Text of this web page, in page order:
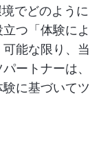
でどのように
つ「体験によ
能な限り、当
ートナーは、
に基づいてツ